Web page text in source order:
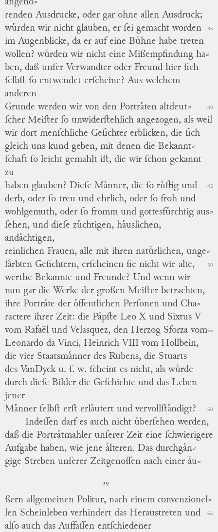
angehoͤ⸗
renden Ausdrucke, oder gar ohne allen Ausdruck;
wuͤrden wir nicht glauben, er ſei gemacht worden
35
im Augenblicke, da er auf eine Buͤhne habe treten
wollen? wuͤrden wir nicht eine Mißempfindung ha⸗
ben, daß unſer Verwandter oder Freund hier ſich
ſelbſt ſo entwendet erſcheine? Aus welchem
anderen
Grunde werden wir von den Portraͤten altdeut⸗ 40
ſcher Meiſter ſo unwiderſtehlich angezogen, als weil
wir dort menſchliche Geſichter erblicken, die ſich
gleich uns kund geben, mit denen die Bekannt⸗
ſchaft ſo leicht gemahlt iſt, die wir ſchon gekannt
zu
haben glauben? Dieſe Maͤnner, die ſo ruͤſtig und 45
derb, oder ſo treu und ehrlich, oder ſo froh und
wohlgemuth, oder ſo fromm und gottesfuͤrchtig aus⸗
ſehen, und dieſe zuͤchtigen, haͤuslichen,
andaͤchtigen,
reinlichen Frauen, alle mit ihren natuͤrlichen, unge⸗
faͤrbten Geſichtern, erſcheinen ſie nicht wie alte, 50
werthe Bekannte und Freunde? Und wenn wir
nun gar die Werke der großen Meiſter betrachten,
ihre Portraͤte der oͤffentlichen Perſonen und Cha⸗
ractere ihrer Zeit: die Paͤpſte Leo X und Sixtus V
vom Rafaël und Velasquez, den Herzog Sforza vom55
Leonardo da Vinci, Heinrich VIII vom Hollbein,
die vier Staatsmaͤnner des Rubens, die Stuarts
des VanDycku. ſ. w. ſcheint es nicht, als wuͤrde
durch dieſe Bilder die Geſchichte und das Leben
jener
Maͤnner ſelbſt erſt erlaͤutert und vervollſtaͤndigt?
60
Indeſſen darf es auch nicht uͤberſehen werden,
daß die Portraͤtmahler unſerer Zeit eine ſchwierigere
Aufgabe haben, wie jene aͤlteren. Das durchgaͤn⸗
gige Streben unſerer Zeitgenoſſen nach einer aͤu⸗
29
ßern allgemeinen Politur, nach einem convenzionel⸗
65
len Scheinleben verhindert das Heraustreten und
alſo auch das Auffaſſen entſchiedener